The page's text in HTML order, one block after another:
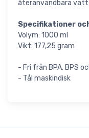
återanvändbara
Specifikationer
Volym: 1000 ml
Vikt: 177,25 gram
- Fri från BPA, BPS
- Tål maskindisk